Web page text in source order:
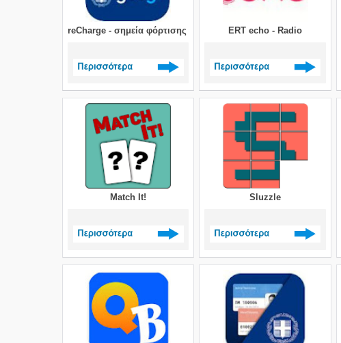
reCharge - σημεία φόρτισης ηλεκτρικών οχημάτων
Δείτε περισσότερα >
ERT echo - Radio
Δείτε περισσότερα >
Match It!
Δείτε περισσότερα >
Sluzzle
Δείτε περισσότερα >